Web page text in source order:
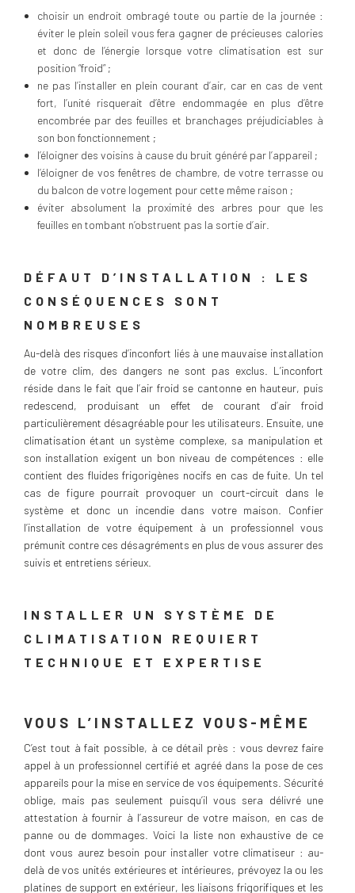
choisir un endroit ombragé toute ou partie de la journée :
éviter le plein soleil vous fera gagner de précieuses calories
et donc de l’énergie lorsque votre climatisation est sur
position “froid” ;
ne pas l’installer en plein courant d’air, car en cas de vent
fort, l’unité risquerait d’être endommagée en plus d’être
encombrée par des feuilles et branchages préjudiciables à
son bon fonctionnement ;
l’éloigner des voisins à cause du bruit généré par l’appareil ;
l’éloigner de vos fenêtres de chambre, de votre terrasse ou
du balcon de votre logement pour cette même raison ;
éviter absolument la proximité des arbres pour que les
feuilles en tombant n’obstruent pas la sortie d’air.
DÉFAUT D’INSTALLATION : LES
CONSÉQUENCES SONT
NOMBREUSES
Au-delà des risques d’inconfort liés à une mauvaise installation
de votre clim, des dangers ne sont pas exclus. L’inconfort
réside dans le fait que l’air froid se cantonne en hauteur, puis
redescend, produisant un effet de courant d’air froid
particulièrement désagréable pour les utilisateurs. Ensuite, une
climatisation étant un système complexe, sa manipulation et
son installation exigent un bon niveau de compétences : elle
contient des fluides frigorigènes nocifs en cas de fuite. Un tel
cas de figure pourrait provoquer un court-circuit dans le
système et donc un incendie dans votre maison. Confier
l’installation de votre équipement à un professionnel vous
prémunit contre ces désagréments en plus de vous assurer des
suivis et entretiens sérieux.
INSTALLER UN SYSTÈME DE
CLIMATISATION REQUIERT
TECHNIQUE ET EXPERTISE
VOUS L’INSTALLEZ VOUS-MÊME
C’est tout à fait possible, à ce détail près : vous devrez faire
appel à un professionnel certifié et agréé dans la pose de ces
appareils pour la mise en service de vos équipements. Sécurité
oblige, mais pas seulement puisqu’il vous sera délivré une
attestation à fournir à l’assureur de votre maison, en cas de
panne ou de dommages. Voici la liste non exhaustive de ce
dont vous aurez besoin pour installer votre climatiseur : au-
delà de vos unités extérieures et intérieures, prévoyez la ou les
platines de support en extérieur, les liaisons frigorifiques et les